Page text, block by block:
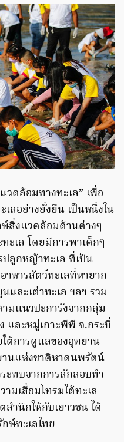
วดล้อมทางทะเล” เพื่อ
ลอย่างยั่งยืน เป็นหนึ่งใน
สิ่งแวดล้อมด้านต่างๆ
เล โดยมีการพาเด็กๆ
ปลูกหญ้าทะเล ที่เป็น
หารสัตว์ทะเลที่หายาก
ละเต่าทะเล ฯลฯ รวม
มแนวปะการังจากกลุ่ม
และหมู่เกาะพีพี จ.กระบี่
ต้การดูแลของอุทยาน
นแห่งชาติหาดนพรัตน์
ะทบจากการลักลอบทำ
มเสื่อมโทรมใต้ทะเล
ำนึกให้กับเยาวชน ได้
ษ์ทะเลไทย